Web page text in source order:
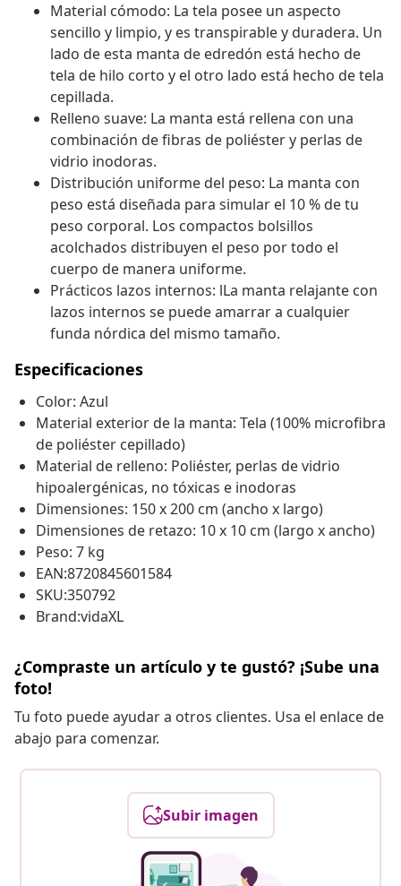
Material cómodo: La tela posee un aspecto
sencillo y limpio, y es transpirable y duradera. Un
lado de esta manta de edredón está hecho de
tela de hilo corto y el otro lado está hecho de tela
cepillada.
Relleno suave: La manta está rellena con una
combinación de fibras de poliéster y perlas de
vidrio inodoras.
Distribución uniforme del peso: La manta con
peso está diseñada para simular el 10 % de tu
peso corporal. Los compactos bolsillos
acolchados distribuyen el peso por todo el
cuerpo de manera uniforme.
Prácticos lazos internos: lLa manta relajante con
lazos internos se puede amarrar a cualquier
funda nórdica del mismo tamaño.
Especificaciones
Color: Azul
Material exterior de la manta: Tela (100% microfibra
de poliéster cepillado)
Material de relleno: Poliéster, perlas de vidrio
hipoalergénicas, no tóxicas e inodoras
Dimensiones: 150 x 200 cm (ancho x largo)
Dimensiones de retazo: 10 x 10 cm (largo x ancho)
Peso: 7 kg
EAN:8720845601584
SKU:350792
Brand:vidaXL
¿Compraste un artículo y te gustó? ¡Sube una
foto!
Tu foto puede ayudar a otros clientes. Usa el enlace de
abajo para comenzar.
Subir imagen